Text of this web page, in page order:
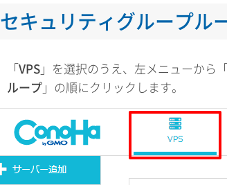
セキュリティグループル
「VPS 」を選択のうえ、左メニューから
ループ 」の順にクリックします。